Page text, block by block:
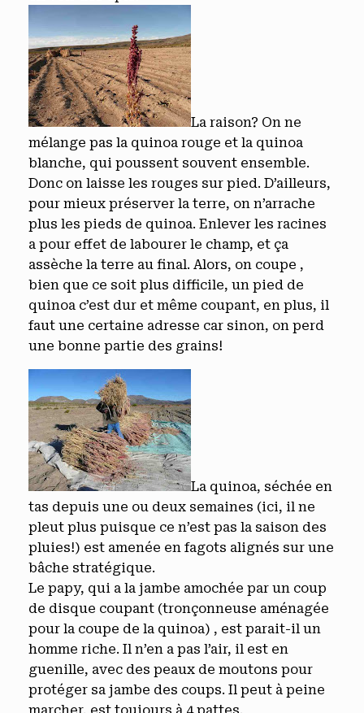
La raison? On ne
mélange pas la quinoa rouge et la quinoa
blanche, qui poussent souvent ensemble.
Donc on laisse les rouges sur pied. D’ailleurs,
pour mieux préserver la terre, on n’arrache
plus les pieds de quinoa. Enlever les racines
a pour effet de labourer le champ, et ça
assèche la terre au final. Alors, on coupe ,
bien que ce soit plus difficile, un pied de
quinoa c’est dur et même coupant, en plus, il
faut une certaine adresse car sinon, on perd
une bonne partie des grains!
La quinoa, séchée en
tas depuis une ou deux semaines (ici, il ne
pleut plus puisque ce n’est pas la saison des
pluies!) est amenée en fagots alignés sur une
bâche stratégique.
Le papy, qui a la jambe amochée par un coup
de disque coupant (tronçonneuse aménagée
pour la coupe de la quinoa) , est parait-il un
homme riche. Il n’en a pas l’air, il est en
guenille, avec des peaux de moutons pour
protéger sa jambe des coups. Il peut à peine